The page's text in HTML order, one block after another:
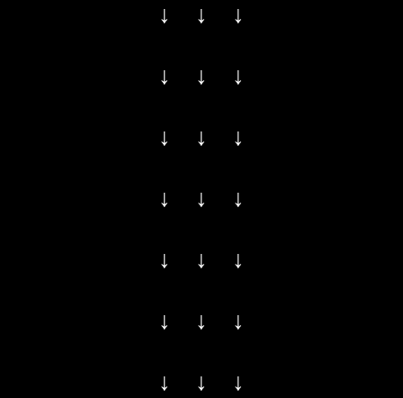
↓ ↓ ↓
↓ ↓ ↓
↓ ↓ ↓
↓ ↓ ↓
↓ ↓ ↓
↓ ↓ ↓
↓ ↓ ↓